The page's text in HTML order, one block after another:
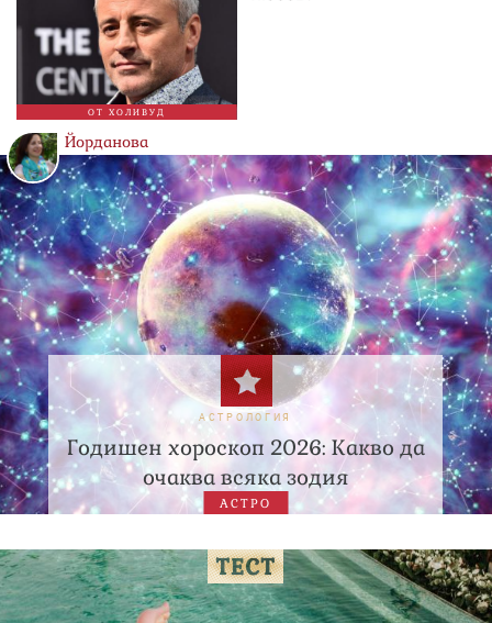
ОТ ХОЛИВУД
Йорданова
АСТРОЛОГИЯ
Годишен хороскоп 2026: Какво да
очаква всяка зодия
АСТРО